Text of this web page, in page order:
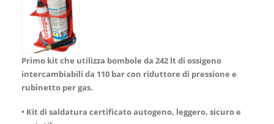
Primo kit che utilizza bombole da 242 lt di ossigeno
intercambiabili da 110 bar con riduttore di pressione e
rubinetto per gas.
• Kit di saldatura certificato autogeno, leggero, sicuro e